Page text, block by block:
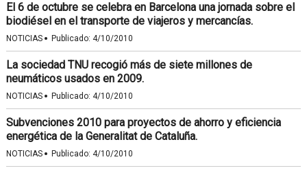
El 6 de octubre se celebra en Barcelona una jornada sobre el
biodiésel en el transporte de viajeros y mercancías.
NOTICIAS · Publicado: 4/10/2010
La sociedad TNU recogió más de siete millones de
neumáticos usados en 2009.
NOTICIAS · Publicado: 4/10/2010
Subvenciones 2010 para proyectos de ahorro y eficiencia
energética de la Generalitat de Cataluña.
NOTICIAS · Publicado: 4/10/2010